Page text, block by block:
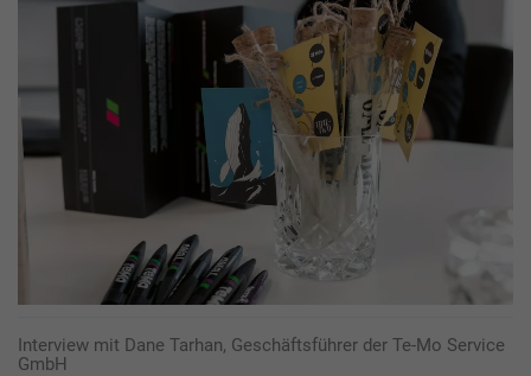
Interview mit Dane Tarhan, Geschäftsführer der Te-Mo Service
GmbH